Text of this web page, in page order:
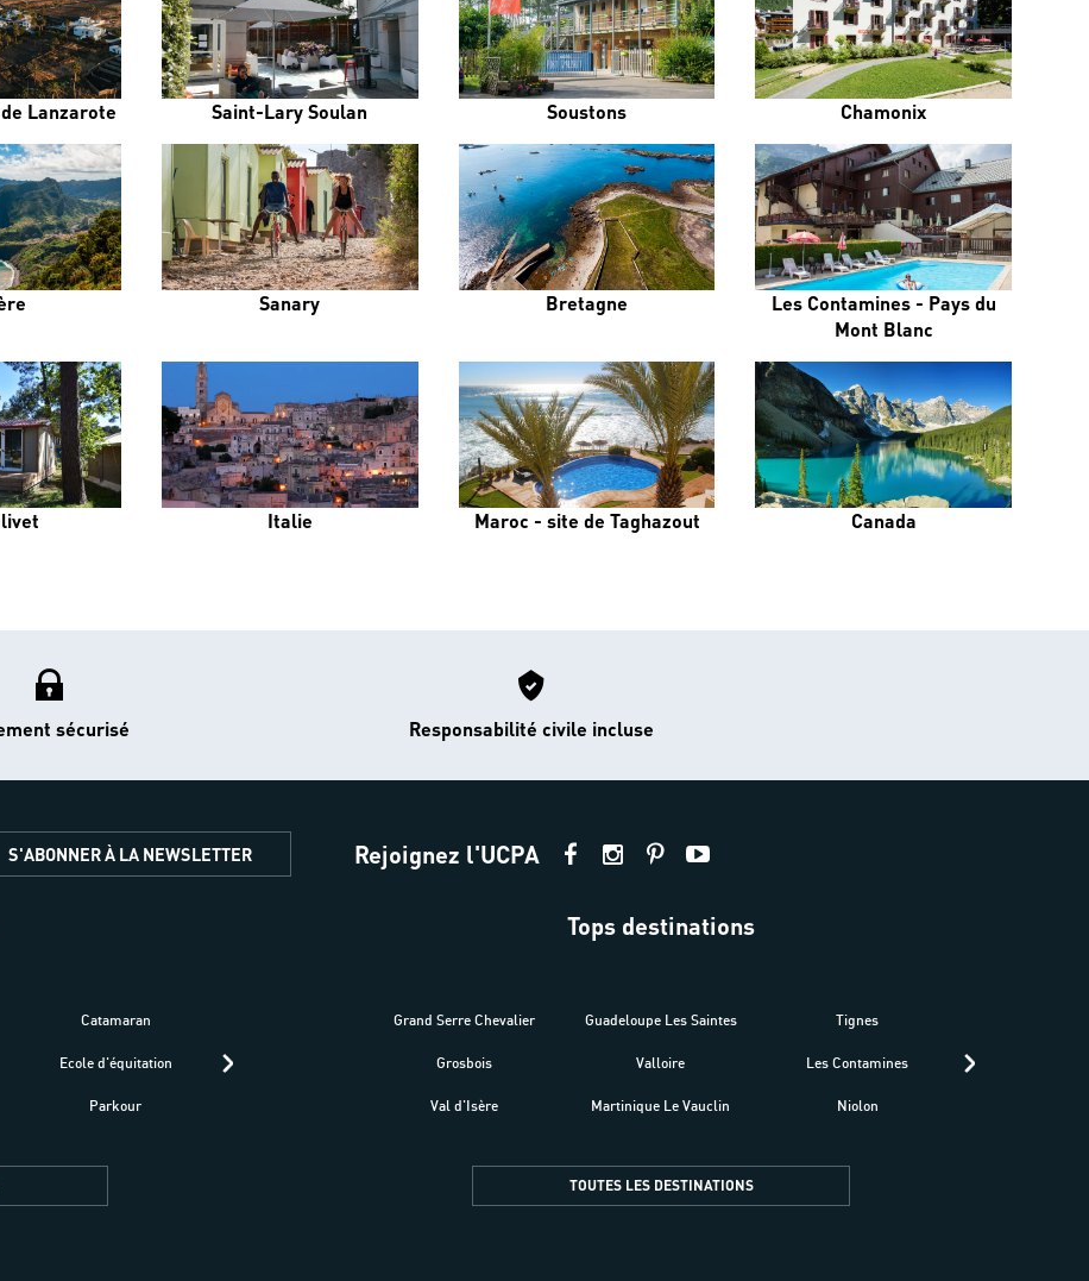
Lanzarote Saint-Lary Soulan Soustons Chamonix
Sanary Bretagne
Les Contamines - Pays du
Mont Blanc
Italie Maroc - site de Taghazout Canada
sécurisé Responsabilité civile incluse
S'ABONNER À LA NEWSLETTER Rejoignez l'UCPA
Catamaran
Ecole d'équitation
Parkour
Trek-Randonnée pédestre
Parapente
Plongée
Tops destinations
Grand Serre Chevalier
Grosbois
Val d'Isère
Guadeloupe Les Saintes
Valloire
Martinique Le Vauclin
Tignes
Les Contamines
Niolon
TOUTES LES DESTINATIONS